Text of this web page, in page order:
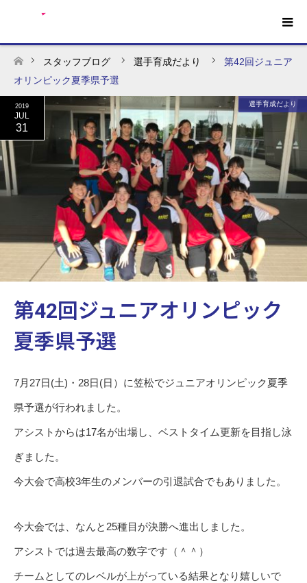
ホーム
スタッフブログ 選手育成だより
第42回ジュニア
オリンピック夏季県予選
2019
JUL
31
選手育成だより
第42回ジュニアオリンピック
夏季県予選
7月27日(土)・28日(日）に笠松でジュニアオリンピック夏季
県予選が行われました。
アシストからは17名が出場し、ベストタイム更新を目指し泳
ぎました。
今大会で高校3年生のメンバーの引退試合でもありました。
今大会では、なんと25種目が決勝へ進出しました。
アシストでは過去最高の数字です（＾＾）
チームとしてのレベルが上がっている結果となり嬉しいで